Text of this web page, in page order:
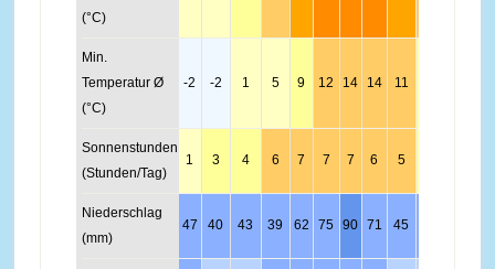
(°C)
Min.
Temperatur Ø
(°C)
-2 -2 1 5 9 12 14 14 11
Sonnenstunden
(Stunden/Tag)
1 3 4 6 7 7 7 6 5
Niederschlag
(mm)
47 40 43 39 62 75 90 71 45